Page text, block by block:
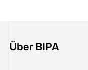
Über BIPA